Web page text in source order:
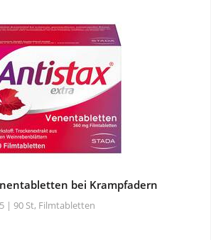
bei Krampfadern
| 90 St, Filmtabletten